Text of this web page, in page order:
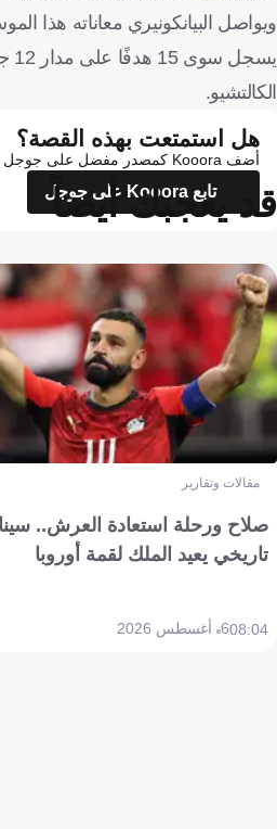
الكالتشيو.
هل استمتعت بهذه القصة؟
أضف Kooora كمصدر مفضل على جوجل للاطلاع على المزيد من تقاريرنا
تابع Kooora على جوجل
قد يعجبك أيضاً
مقالات وتقارير
صلاح ورحلة استعادة العرش..
تاريخي يعيد الملك لقمة أوروبا
08:046 أغسطس 2026